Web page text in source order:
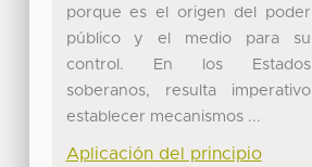
porque es el origen del poder
público y el medio para su
control. En los Estados
soberanos, resulta imperativo
establecer mecanismos ...
Aplicación del principio